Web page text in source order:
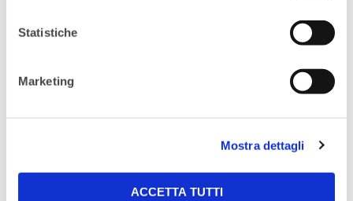
Statistiche
Marketing
Mostra dettagli
ACCETTA TUTTI
contatto, favorire lo scambio di idee,
metropolitani, non è così banale poter